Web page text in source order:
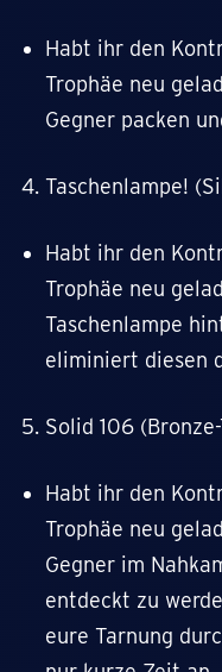
Habt ihr den
Trophäe neu
Gegner packen
Taschenlampe!
Habt ihr den
Trophäe neu
Taschenlampe
eliminiert diesen
Solid 106
Habt ihr den
Trophäe neu
Gegner im
entdeckt zu
eure Tarnung